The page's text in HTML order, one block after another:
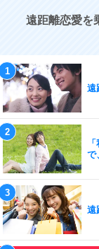
遠距離恋愛を
遠
で
遠